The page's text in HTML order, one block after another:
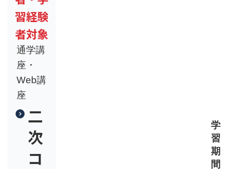
習経験
者対象
通学講
座・
Web講
座
二
次
コ
学
習
期
間